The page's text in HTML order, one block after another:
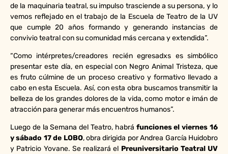
de la maquinaria teatral, su impulso trasciende a su persona, y lo
vemos reflejado en el trabajo de la Escuela de Teatro de la UV
que cumple 20 años formando y generando instancias de
convivio teatral con su comunidad más cercana y extendida”.
“Como intérpretes/creadores recién egresadxs es simbólico
presentar este día, en especial con Negro Animal Tristeza, que
es fruto cúlmine de un proceso creativo y formativo llevado a
cabo en esta Escuela. Así, con esta obra buscamos transmitir la
belleza de los grandes dolores de la vida, como motor e imán de
atracción para generar más encuentros humanos”.
Luego de la Semana del Teatro, habrá funciones el viernes 16
y sábado 17 de LOBO, obra dirigida por Andrea García Huidobro
y Patricio Yovane. Se realizará el Preuniversitario Teatral UV